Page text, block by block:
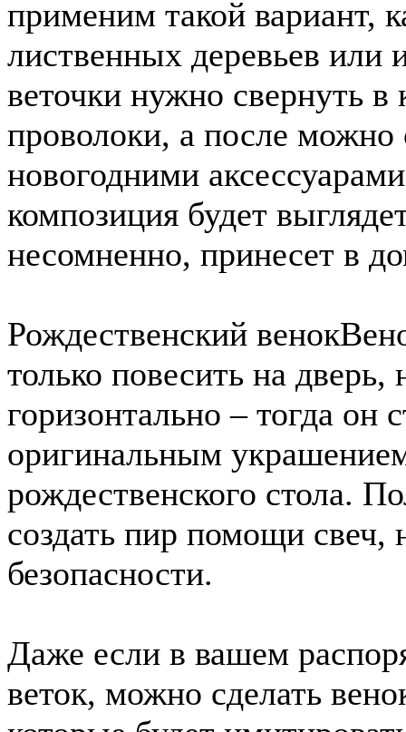
применим такой вариант,
лиственных деревьев или
веточки нужно свернуть
проволоки, а после
новогодними
композиция будет
несомненно, принесет в
Рождественский венок
только повесить на
горизонтально – тогда он
оригинальным
рождественского стола.
создать пир помощи свеч,
безопасности.
Даже если в вашем
веток, можно сделать